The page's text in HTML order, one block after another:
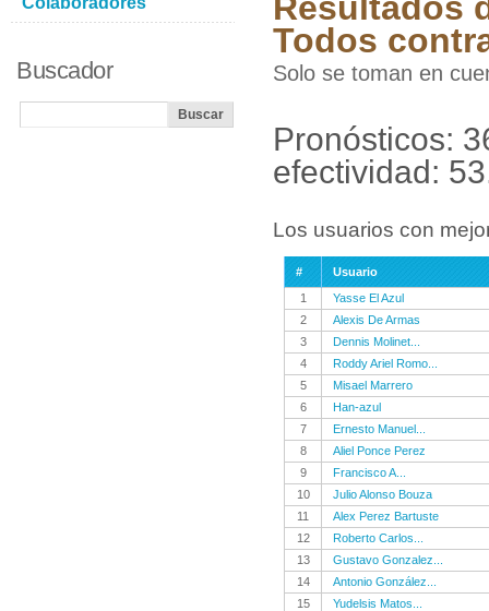
Todos
Solo se toman en
Pronósticos:
efectividad:
Los usuarios con
#
Usuario
1
Yasse El Azul
2
Alexis De Armas
3
Dennis Molinet...
4
Roddy Ariel Romo...
5
Misael Marrero
6
Han-azul
7
Ernesto Manuel...
8
Aliel Ponce Perez
9
Francisco A...
10
Julio Alonso Bouza
11
Alex Perez Bartuste
12
Roberto Carlos...
13
Gustavo Gonzalez...
14
Antonio González...
15
Yudelsis Matos...
Buscador